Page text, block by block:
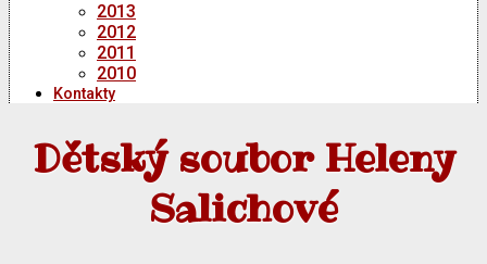
2013
2012
2011
2010
Kontakty
Dětský soubor Heleny
Salichové